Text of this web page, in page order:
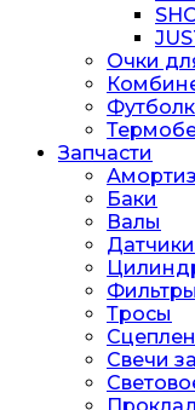
Очки
Запчасти
Баки
Валы
Датчики
Фильтры
Тросы
Свечи